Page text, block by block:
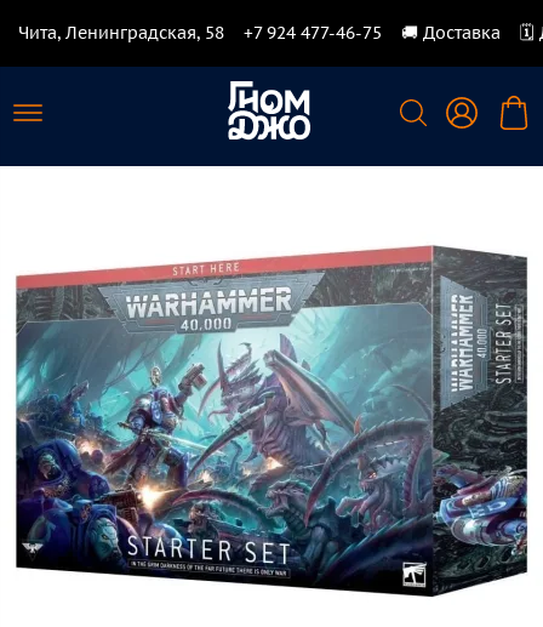
Чита, Ленинградская, 58 +7 924 477-46-75 🚚 Доставка 🗓️